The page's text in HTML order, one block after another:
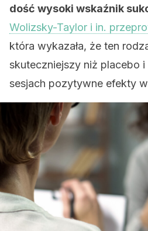
dość wysoki wskaźnik
Wolizsky-Taylor i in.
która wykazała, że ten
skuteczniejszy niż placebo
sesjach pozytywne efekty